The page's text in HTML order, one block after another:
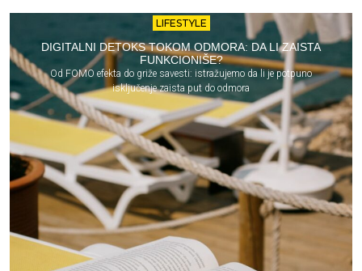
LIFESTYLE
DIGITALNI DETOKS TOKOM ODMORA: DA LI ZAISTA
FUNKCIONIŠE?
Od FOMO efekta do griže savesti: istražujemo da li je potpuno
isključenje zaista put do odmora